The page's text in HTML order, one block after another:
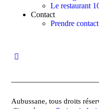
Le restaurant
Contact
Prendre contact
Aubussane, tous droits